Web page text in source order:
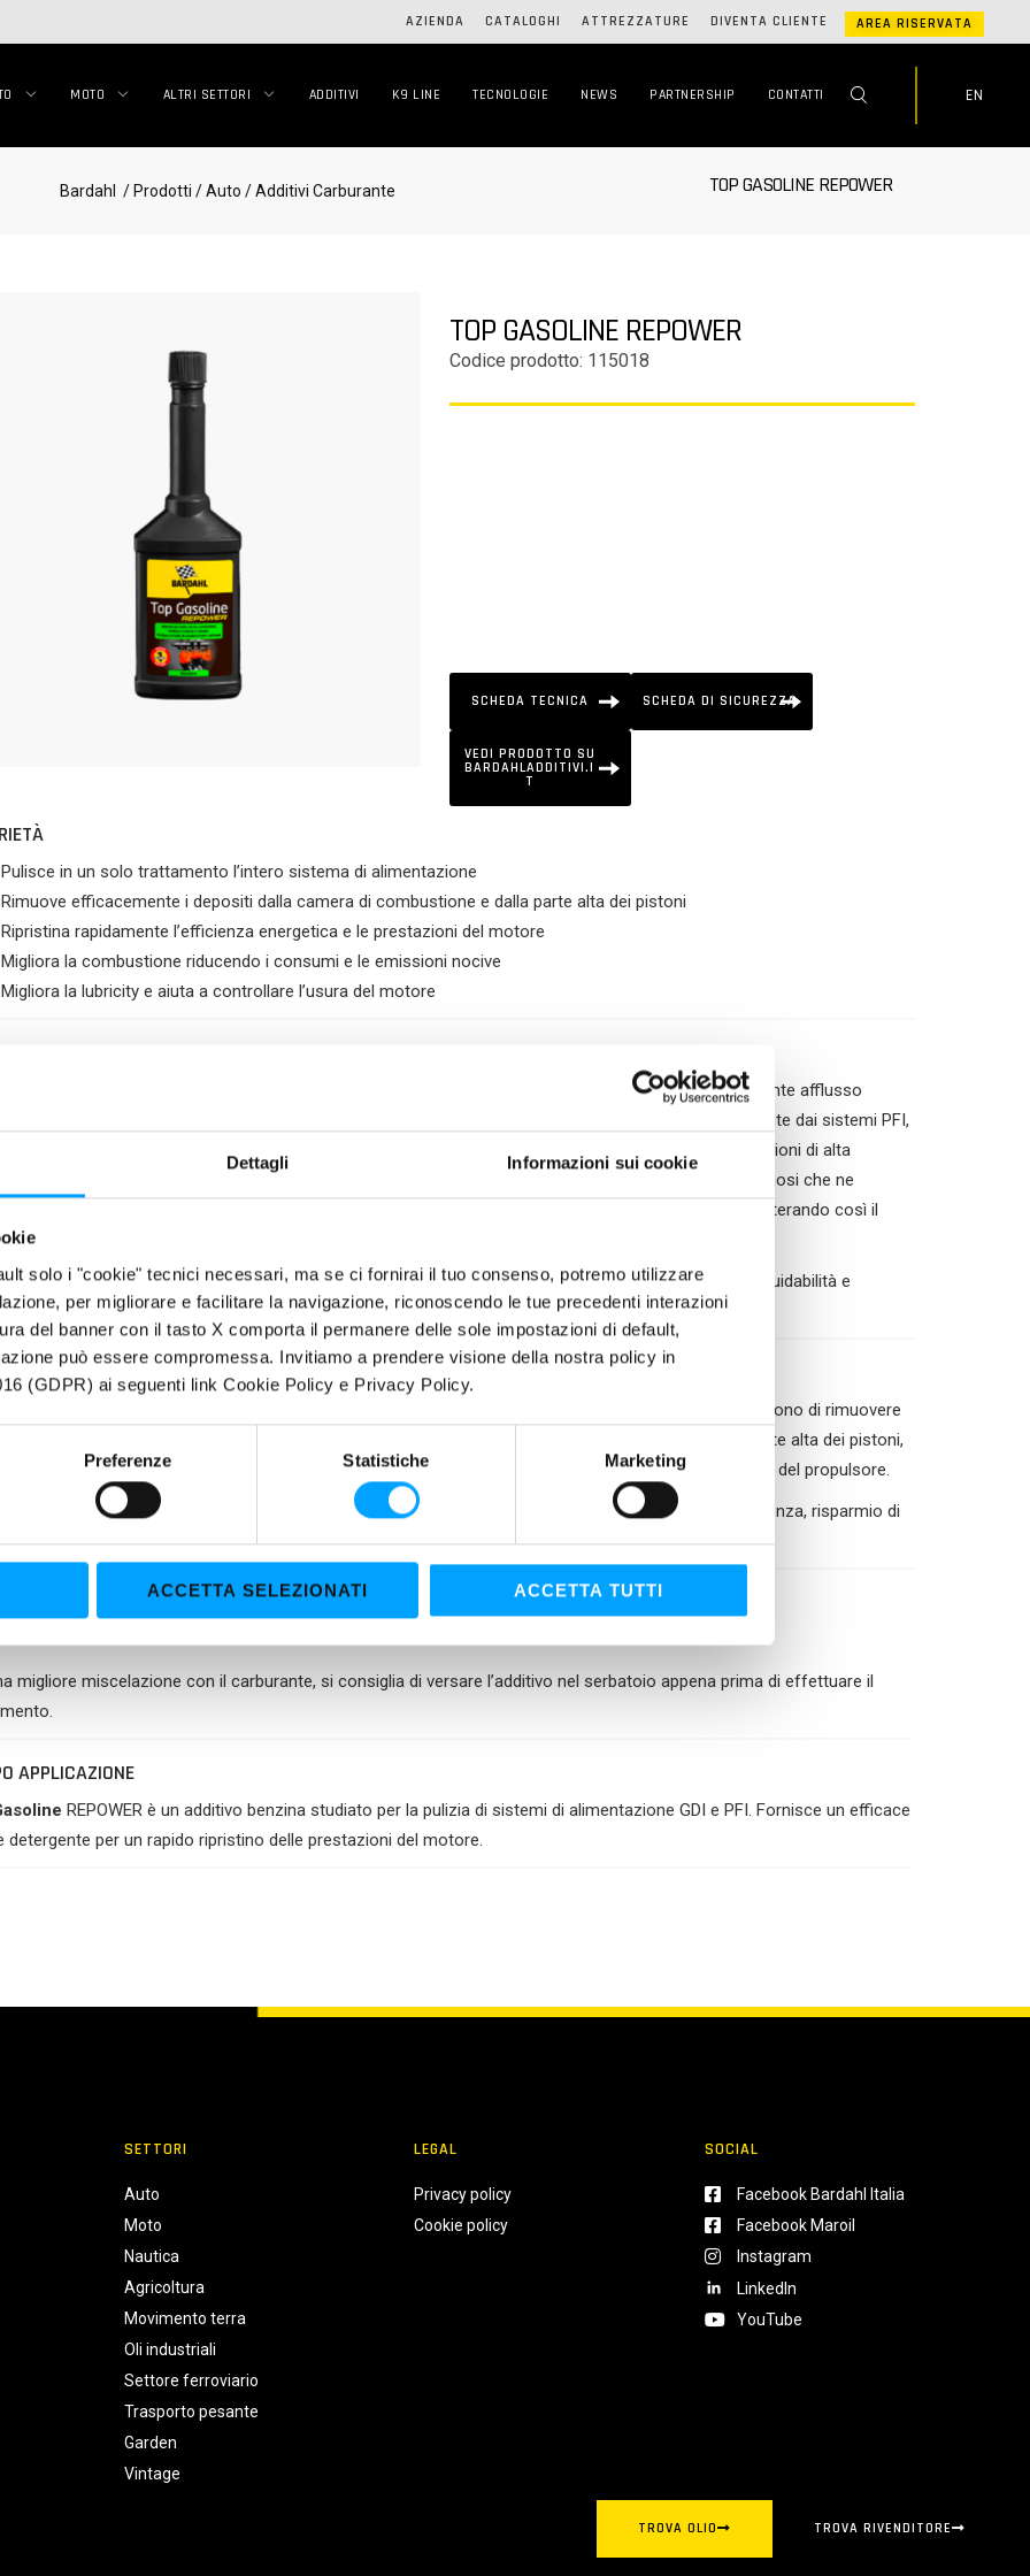
Dettagli Informazioni sui cookie
solo i "cookie" tecnici necessari, ma se ci fornirai il tuo consenso, potremo utilizzare
per migliorare e facilitare la navigazione, riconoscendo le tue precedenti interazioni
del banner con il tasto X comporta il permanere delle sole impostazioni di default,
può essere compromessa. Invitiamo a prendere visione della nostra policy in
(GDPR) ai seguenti link Cookie Policy e Privacy Policy.
Preferenze Statistiche Marketing
ACCETTA SELEZIONATI ACCETTA TUTTI
AZIENDA CATALOGHI ATTREZZATURE DIVENTA CLIENTE AREA RISERVATA
MOTO ALTRI SETTORI ADDITIVI K9 LINE TECNOLOGIE NEWS PARTNERSHIP CONTATTI EN
Bardahl / Prodotti / Auto / Additivi Carburante TOP GASOLINE REPOWER
TOP GASOLINE REPOWER
Codice prodotto: 115018
SCHEDA TECNICA SCHEDA DI SICUREZZA
VEDI PRODOTTO SU
BARDAHLADDITIVI.I
T
Pulisce in un solo trattamento l’intero sistema di alimentazione
Rimuove efficacemente i depositi dalla camera di combustione e dalla parte alta dei pistoni
Ripristina rapidamente l’efficienza energetica e le prestazioni del motore
Migliora la combustione riducendo i consumi e le emissioni nocive
Migliora la lubricity e aiuta a controllare l’usura del motore
degli iniettori comporta una scarsa qualità di nebulizzazione del carburante, con un conseguente afflusso
al motore. Questa problematica risulta particolarmente marcata nei motori GDI poiché, diversamente dai sistemi PFI,
configurazione gli iniettori sono collocati direttamente in camera di combustione. Lavorando in condizioni di alta
a stretto contatto con i gas combusti, sono dunque più soggetti ad accumulo di residui carboniosi che ne
il regolare funzionamento. I depositi possono causare inoltre l’incollamento delle valvole, alterando così il
rapporto carburante/aria e quindi l’efficienza della combustione.
il sistema di alimentazione si sporca, non solo diminuiscono le prestazioni del motore in termini di guidabilità e
ma si hanno anche maggiori consumi ed emissioni di particolato.
contiene uno speciale pacchetto di sostanze detergenti e disperdenti che permettono di rimuovere
in un solo trattamento i depositi accumulati su iniettori, valvole, camera di combustione e parte alta dei pistoni,
il regolare funzionamento del sistema di alimentazione e di conseguenza l’efficienza energetica del propulsore.
anche alla sua additivazione anti-attrito, permette un miglioramento delle prestazioni in termini di potenza, risparmio di
e ridotte emissioni.
da 250 ml tratta circa 50-60 litri di benzina.
migliore miscelazione con il carburante, si consiglia di versare l’additivo nel serbatoio appena prima di effettuare il
APPLICAZIONE
REPOWER è un additivo benzina studiato per la pulizia di sistemi di alimentazione GDI e PFI. Fornisce un efficace
detergente per un rapido ripristino delle prestazioni del motore.
SETTORI
Auto
Moto
Nautica
Agricoltura
Movimento terra
Oli industriali
Settore ferroviario
Trasporto pesante
Garden
Vintage
LEGAL
Privacy policy
Cookie policy
SOCIAL
Facebook Bardahl Italia
Facebook Maroil
Instagram
LinkedIn
YouTube
TROVA OLIO TROVA RIVENDITORE